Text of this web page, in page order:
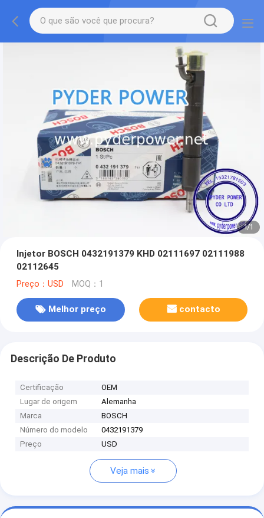
1/1
Injetor BOSCH 0432191379 KHD 02111697 02111988
02112645
Preço：USD MOQ：1
Melhor preço contacto
Descrição De Produto
Certificação
OEM
Lugar de origem
Alemanha
Marca
BOSCH
Número do modelo
0432191379
Preço
USD
Veja mais